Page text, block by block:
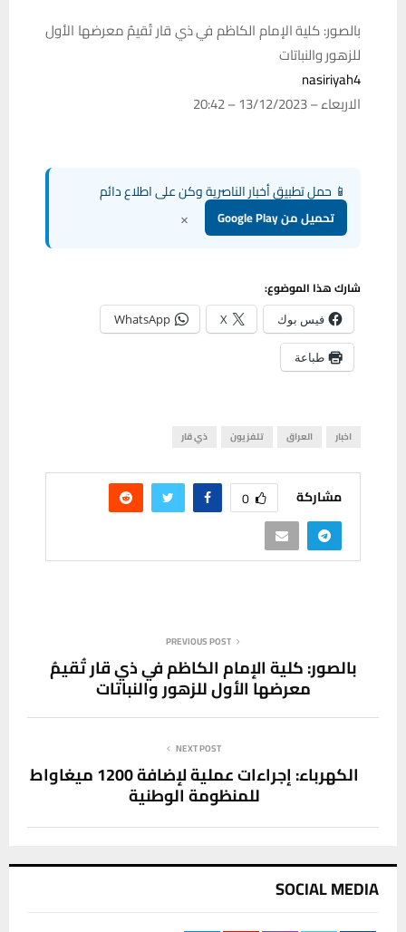
بالصور: كلية الإمام الكاظم في ذي قار تُقيمُ معرضها الأول
للزهور والنباتات
nasiriyah4
الاربعاء – 13/12/2023 – 20:42
📱 حمل تطبيق أخبار الناصرية وكن على اطلاع دائم
تحميل من Google Play ×
شارك هذا الموضوع:
فيس بوك X
WhatsApp
طباعة
اخبار العراق تلفزيون ذي قار
مشاركة 0
PREVIOUS POST
بالصور: كلية الإمام الكاظم في ذي قار تُقيمُ
معرضها الأول للزهور والنباتات
NEXT POST
الكهرباء: إجراءات عملية لإضافة 1200 ميغاواط
للمنظومة الوطنية
SOCIAL MEDIA